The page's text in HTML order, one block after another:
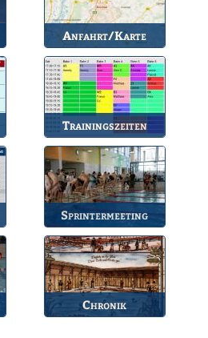
Anfahrt/Karte
So können Sie uns
erreichen.
Trainingszeiten
Bahnbelegungen der
Gruppen.
Sprintermeeting
Jährlicher Wettkampf
des BSV.
Chronik